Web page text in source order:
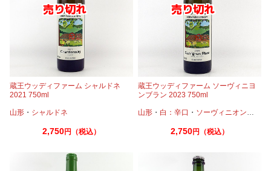
蔵王ウッディファーム シャルドネ
2021 750ml
山形 ・ シャルドネ
2,750円（税込）
蔵王ウッディファーム ソーヴィニヨ
ンブラン 2023 750ml
山形 ・ 白：辛口 ・ ソーヴィニオンブラン
2,750円（税込）